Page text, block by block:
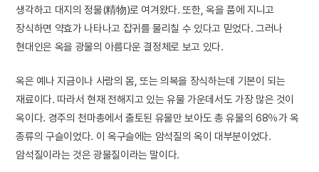
생각하고 대지의 정물(精物)로 여겨왔다. 또한, 옥을 품에 지니고
장식하면 약효가 나타나고 잡귀를 물리칠 수 있다고 믿었다. 그러나
현대인은 옥을 광물의 아름다운 결정체로 보고 있다.
옥은 예나 지금이나 사람의 몸, 또는 의복을 장식하는데 기본이 되는
재료이다. 따라서 현재 전해지고 있는 유물 가운데서도 가장 많은 것이
옥이다. 경주의 천마총에서 출토된 유물만 보아도 총 유물의 68％가 옥
종류의 구슬이었다. 이 옥구슬에는 암석질의 옥이 대부분이었다.
암석질이라는 것은 광물질이라는 말이다.